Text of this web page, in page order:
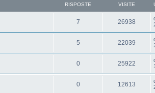
RISPOSTE VISITE
7 26938
5 22039
0 25922
0 12613